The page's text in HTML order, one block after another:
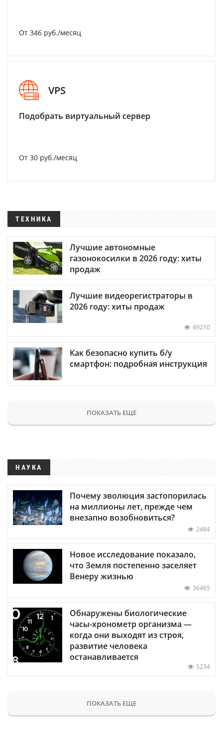
От 346 руб./месяц
VPS
Подобрать виртуальный сервер
От 30 руб./месяц
ТЕХНИКА
Лучшие автономные
газонокосилки в 2026 году: хиты
продаж
Лучшие видеорегистраторы в
2026 году: хиты продаж
49210
Как безопасно купить б/у
смартфон: подробная инструкция
ПОКАЗАТЬ ЕЩЕ
НАУКА
Почему эволюция застопорилась
на миллионы лет, прежде чем
внезапно возобновиться?
2484
Новое исследование показало,
что Земля постепенно заселяет
Венеру жизнью
36465
Обнаружены биологические
часы-хронометр организма —
когда они выходят из строя,
развитие человека
останавливается
5234
ПОКАЗАТЬ ЕЩЕ